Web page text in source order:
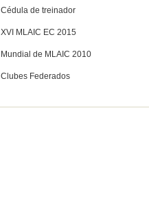
Cédula de treinador
XVI MLAIC EC 2015
Mundial de MLAIC 2010
Clubes Federados